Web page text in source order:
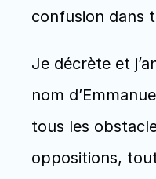
confusion dans
Je décrète et
nom
tous les
oppositions,